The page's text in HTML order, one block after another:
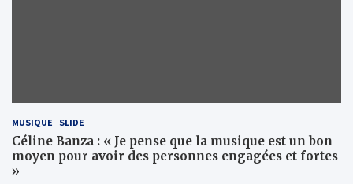
MUSIQUE SLIDE
Céline Banza : « Je pense que la musique est un bon
moyen pour avoir des personnes engagées et fortes
»